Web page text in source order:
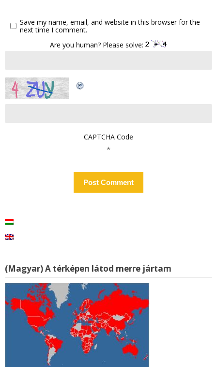
Save my name, email, and website in this browser for the
next time I comment.
Are you human? Please solve:
CAPTCHA Code
*
(Magyar) A térképen látod merre jártam